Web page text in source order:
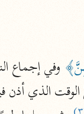
وفي إجماع